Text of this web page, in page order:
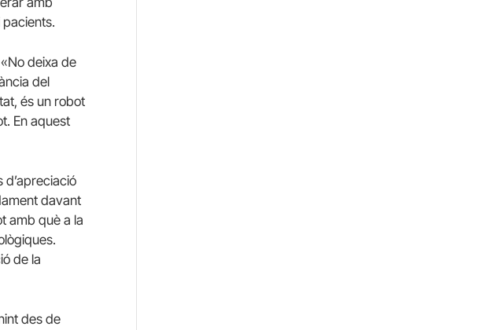
pacients.
deixa de
del
és un robot
En aquest
d’apreciació
davant
amb què a la
de la
des de